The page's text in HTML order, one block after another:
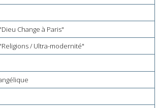
Change à Paris"
/ Ultra-modernité"